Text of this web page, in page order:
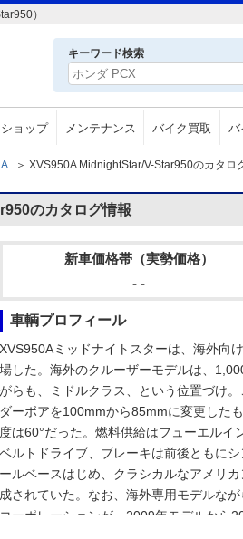
）
キーワード検索
ョップ メンテナンス バイク買取 バ
＞ XVS950A MidnightStar/V-Star950のカタロ
のカタログ情報
新車価格帯（実勢価格）
- -
車輌プロフィール
XVS950Aミッドナイトスターは、海外向
場した。海外のクルーザーモデルは、
がらも、ミドルクラス、という位置づけ
ダーボアを100mmから85mmに変更した
度は60°だった。燃料供給はフューエル
ベルトドライブ、ブレーキは前後ともに
ールベースはじめ、クラシカルなアメリ
成されていた。なお、海外専用モデルな
コーポレーションが、2009年モデルから